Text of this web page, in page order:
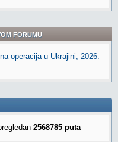
FORUMU
operacija u Ukrajini, 2026.
2568785 puta